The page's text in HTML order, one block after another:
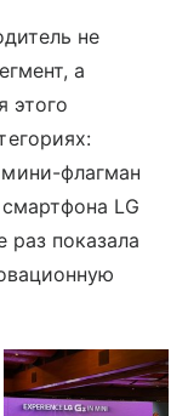
не
а
этого
флагман
LG
показала